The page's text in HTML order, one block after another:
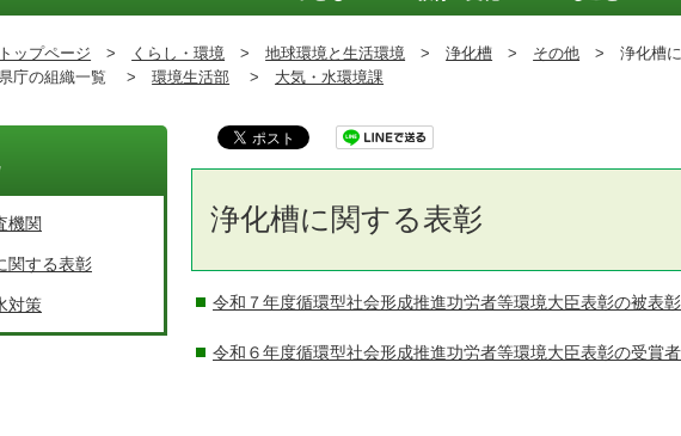
トップページ > くらし・環境 > 地球環境と生活環境 > 浄化槽 > その他 > 浄化槽
庁の組織一覧 > 環境生活部 > 大気・水環境課
浄化槽に関する表彰
令和７年度循環型社会形成推進功労者等環境大臣表彰の被表
令和６年度循環型社会形成推進功労者等環境大臣表彰の受賞
機関
関する表彰
対策